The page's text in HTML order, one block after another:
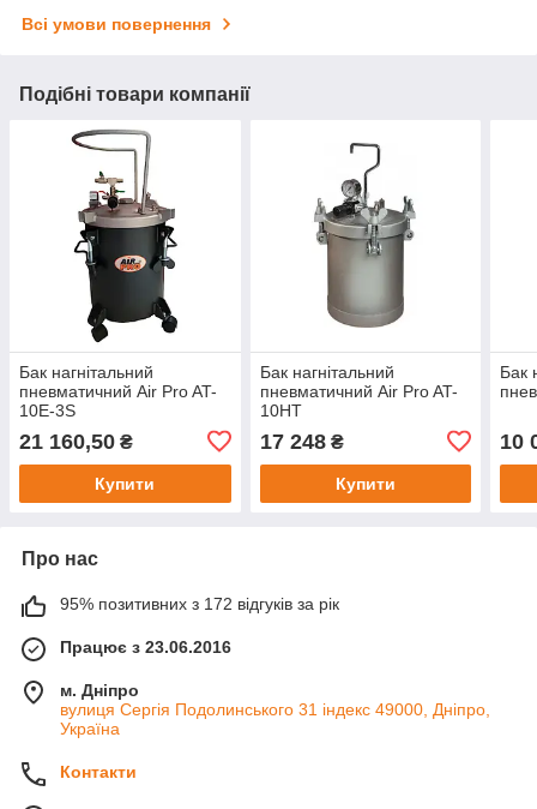
Всі умови повернення
Подібні товари компанії
Бак нагнітальний
пневматичний Air Pro AT-
10E-3S
21 160,50 ₴
Купити
Бак нагнітальний
пневматичний Air Pro AT-
10HT
17 248₴
Купити
Бак
10
Про нас
95% позитивних з 172 відгуків за рік
Працює з 23.06.2016
м. Дніпро
вулиця Сергія Подолинського 31 індекс 49000, Дніпро,
Україна
Контакти